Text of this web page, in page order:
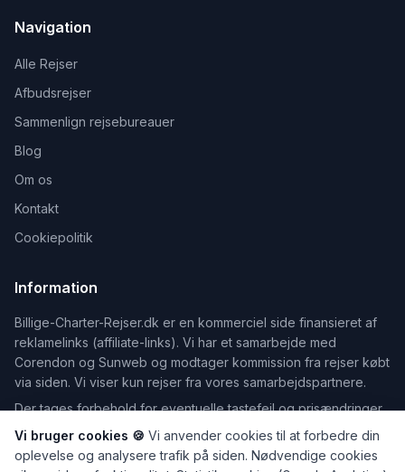
Navigation
Alle Rejser
Afbudsrejser
Sammenlign rejsebureauer
Blog
Om os
Kontakt
Cookiepolitik
Information
Billige-Charter-Rejser.dk er en kommerciel side finansieret af
reklamelinks (affiliate-links). Vi har et samarbejde med
Corendon og Sunweb og modtager kommission fra rejser købt
via siden. Vi viser kun rejser fra vores samarbejdspartnere.
Der tages forbehold for eventuelle tastefejl og prisændringer.
Vi bruger cookies 🍪 Vi anvender cookies til at forbedre din
oplevelse og analysere trafik på siden. Nødvendige cookies